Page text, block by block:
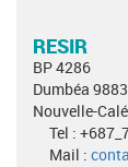
RESIR
BP 4286
Dumbéa
Nouvelle-
Tel :
Mail :